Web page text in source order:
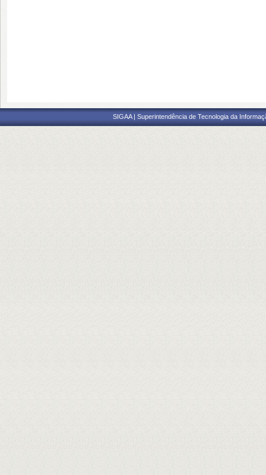
SIGAA | Superintendência de Tecnologia da